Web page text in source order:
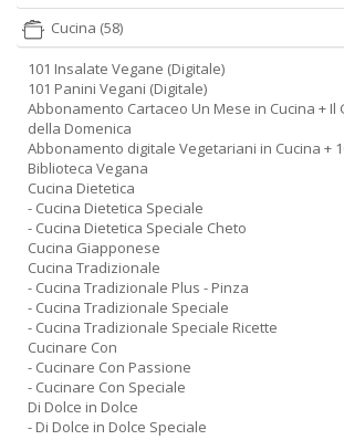
Cucina (58)
101 Insalate Vegane (Digitale)
101 Panini Vegani (Digitale)
Abbonamento Cartaceo Un Mese in Cucina + Il
della Domenica
Abbonamento digitale Vegetariani in Cucina +
Biblioteca Vegana
Cucina Dietetica
- Cucina Dietetica Speciale
- Cucina Dietetica Speciale Cheto
Cucina Giapponese
Cucina Tradizionale
- Cucina Tradizionale Plus - Pinza
- Cucina Tradizionale Speciale
- Cucina Tradizionale Speciale Ricette
Cucinare Con
- Cucinare Con Passione
- Cucinare Con Speciale
Di Dolce in Dolce
- Di Dolce in Dolce Speciale